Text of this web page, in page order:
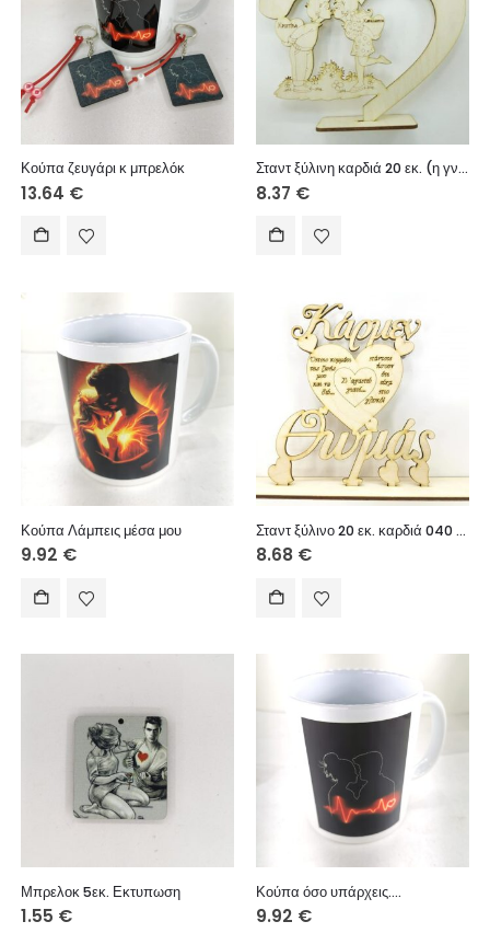
Κούπα ζευγάρι κ μπρελόκ
13.64 €
Σταντ ξύλινη καρδιά 20 εκ. (η γνωριμία μας)
8.37 €
Κούπα Λάμπεις μέσα μου
9.92 €
Σταντ ξύλινο 20 εκ. καρδιά 040 (ονόματα επιλογής)
8.68 €
Μπρελοκ 5εκ. Εκτυπωση
1.55 €
Κούπα όσο υπάρχεις….
9.92 €